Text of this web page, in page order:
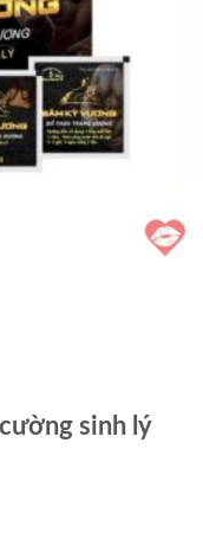
sinh lý